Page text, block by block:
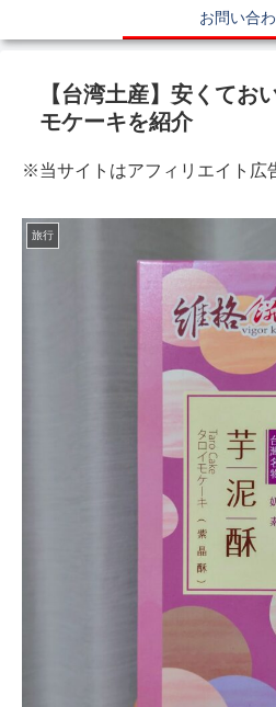
お問い合
【台湾土産】安くてお
モケーキを紹介
※当サイトはアフィリエイト広
旅行